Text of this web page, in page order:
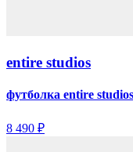
entire studios
футболка entire
8 490 ₽